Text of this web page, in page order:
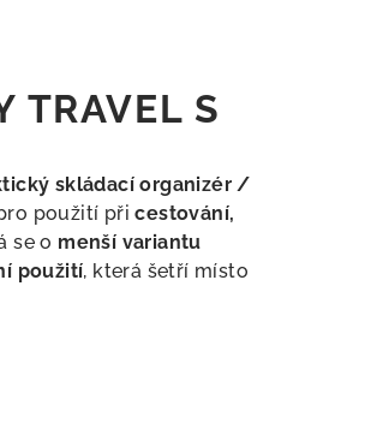
TRAVEL S
skládací organizér /
použití přicestování,
se o menší variantu
použití, která šetří místo